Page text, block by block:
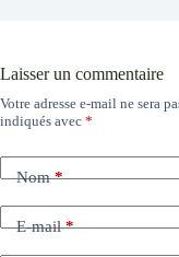
Laisser un commentaire
Votre adresse e-mail ne sera
indiqués avec *
Nom*
E-mail*